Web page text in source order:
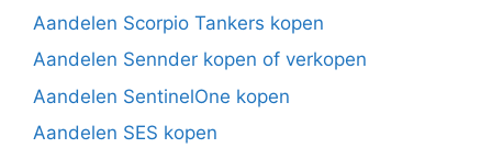
Aandelen Scorpio Tankers kopen
Aandelen Sennder kopen of verkopen
Aandelen SentinelOne kopen
Aandelen SES kopen